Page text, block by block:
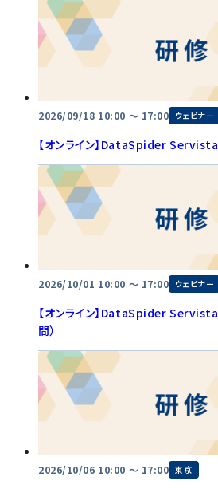
2026/09/18 10:00 〜 17:00 ウェビナー
【オンライン】DataSpider
2026/10/01 10:00 〜 17:00 ウェビナー
【オンライン】DataSpider
間）
2026/10/06 10:00 〜 17:00 東京